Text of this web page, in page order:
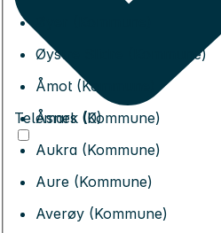
Øystre Slidre (Kommune)
Åmot (Kommune)
Åsnes (Kommune)
Aukra (Kommune)
Aure (Kommune)
Averøy (Kommune)
Telemark (0)